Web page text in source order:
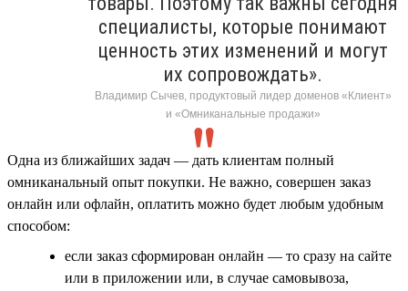
специалисты, которые понимают
ценность этих изменений и могут
их сопровождать».
Владимир Сычев, продуктовый лидер доменов «Клиент»
и «Омниканальные продажи»
Одна из ближайших задач — дать клиентам полный
омниканальный опыт покупки. Не важно, совершен заказ
онлайн или офлайн, оплатить можно будет любым удобным
способом:
если заказ сформирован онлайн — то сразу на сайте
или в приложении или, в случае самовывоза,